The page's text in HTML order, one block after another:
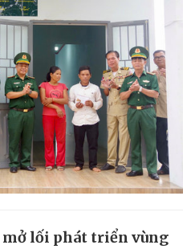
mở lối phát triển vùng